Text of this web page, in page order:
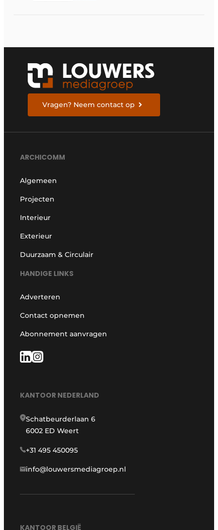
Vragen? Neem contact op
ARCHICOMM
Algemeen
Projecten
Interieur
Exterieur
Duurzaam & Circulair
HANDIGE LINKS
Adverteren
Contact opnemen
Abonnement aanvragen
KANTOOR NEDERLAND
Schatbeurderlaan 6
6002 ED Weert
+31 495 450095
info@louwersmediagroep.nl
KANTOOR BELGIË